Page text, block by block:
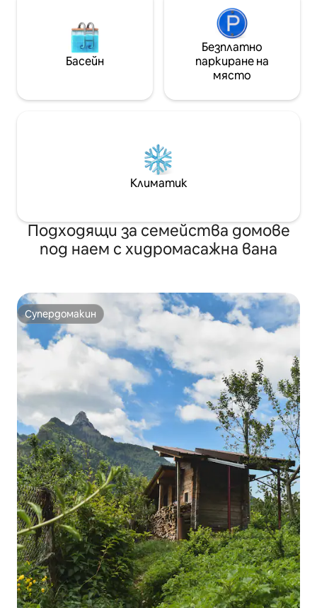
Басейн
Безплатно
паркиране на
място
Климатик
Подходящи за семейства домове
под наем с хидромасажна вана
Супердомакин
Супердомакин